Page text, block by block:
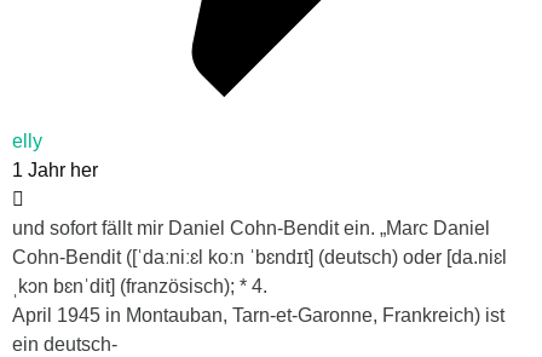
elly
1 Jahr her
und sofort fällt mir Daniel Cohn-Bendit ein. „Marc Daniel
Cohn-Bendit ([ˈdaːniːɛl koːn ˈbɛndɪt] (deutsch) oder [da.niɛl
ˌkɔn bɛnˈdit] (französisch); * 4.
April 1945 in Montauban, Tarn-et-Garonne, Frankreich) ist
ein deutsch-